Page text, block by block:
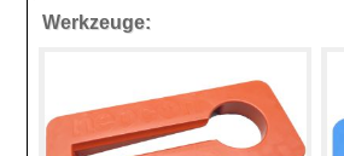
Werkzeuge: